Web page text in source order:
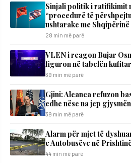
Sinjali politik i ratifikimit
“procedurë të
ushtarake me Shqipërinë
28 min më parë
VLEN i reagon Bujar
figuron në tabelën
39 min më parë
​Gjini: Aleanca refuzon
edhe nëse na jep
39 min më parë
Alarm për mjet të
e Autobusëve në
44 min më parë